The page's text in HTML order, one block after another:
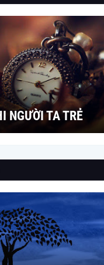
NGƯỜI TA TRẺ